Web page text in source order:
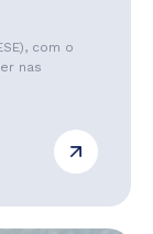
com o
nas